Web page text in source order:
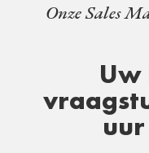
Onze Sales
Uw